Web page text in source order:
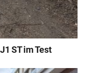
ST im Test